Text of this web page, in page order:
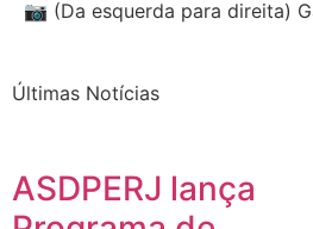
📷 (Da esquerda para direita)
Últimas Notícias
ASDPERJ lança